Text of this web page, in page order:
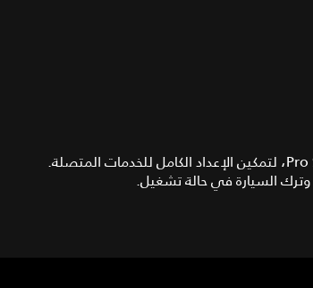
لن تحتاج سوى إلى تمكين الاتصال للسيارات المزوّدة بنظام Pro Services، لتمكين الإعداد الكامل للخدمات المتصلة.
السيارة في حالة تشغيل.